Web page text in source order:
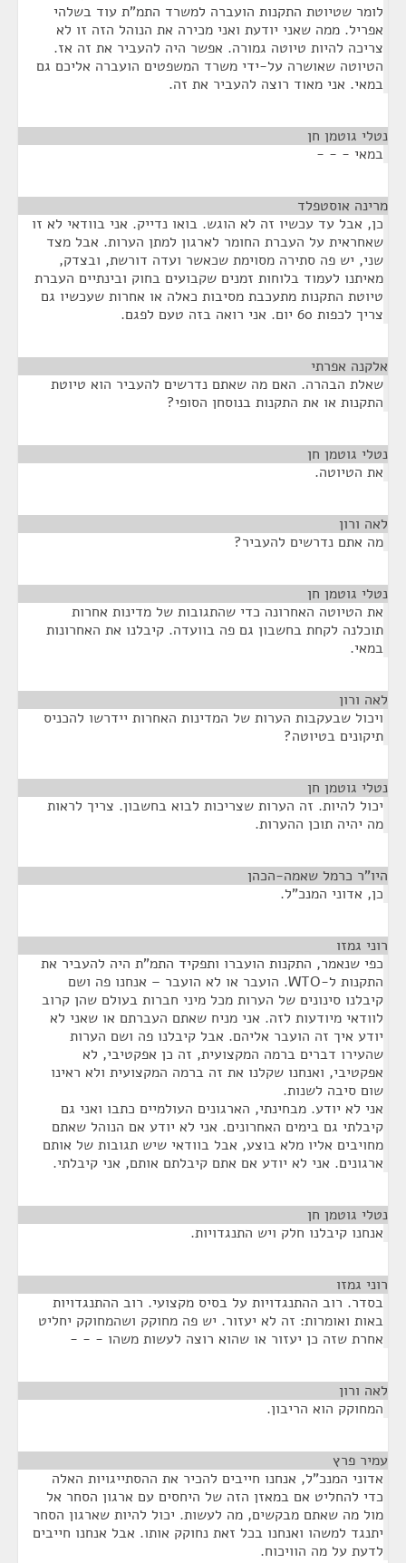
לומר שטיוטת התקנות הועברה למשרד התמ"ת עוד בשלהי
אפריל. ממה שאני יודעת ואני מכירה את הנוהל הזה זו לא
צריכה להיות טיוטה גמורה. אפשר היה להעביר את זה אז.
הטיוטה שאושרה על-ידי משרד המשפטים הועברה אליכם גם
במאי. אני מאוד רוצה להעביר את זה.
נטלי גוטמן חן
במאי - - -
מרינה אוסטפלד
כן, אבל עד עכשיו זה לא הוגש. בואו נדייק. אני בוודאי לא זו
שאחראית על העברת החומר לארגון למתן הערות. אבל מצד
שני, יש פה סתירה מסוימת שכאשר ועדה דורשת, ובצדק,
מאיתנו לעמוד בלוחות זמנים שקבועים בחוק ובינתיים העברת
טיוטת התקנות מתעכבת מסיבות כאלה או אחרות שעכשיו גם
צריך לכפות 60 יום. אני רואה בזה טעם לפגם.
אלקנה אפרתי
שאלת הבהרה. האם מה שאתם נדרשים להעביר הוא טיוטת
התקנות או את התקנות בנוסחן הסופי?
נטלי גוטמן חן
את הטיוטה.
לאה ורון
מה אתם נדרשים להעביר?
נטלי גוטמן חן
את הטיוטה האחרונה כדי שהתגובות של מדינות אחרות
תוכלנה לקחת בחשבון גם פה בוועדה. קיבלנו את האחרונות
במאי.
לאה ורון
ויכול שבעקבות הערות של המדינות האחרות יידרשו להכניס
תיקונים בטיוטה?
נטלי גוטמן חן
יכול להיות. זה הערות שצריכות לבוא בחשבון. צריך לראות
מה יהיה תוכן ההערות.
היו"ר כרמל שאמה-הכהן
כן, אדוני המנכ"ל.
רוני גמזו
כפי שנאמר, התקנות הועברו ותפקיד התמ"ת היה להעביר את
התקנות ל-WTO. הועבר או לא הועבר – אנחנו פה ושם
קיבלנו סינונים של הערות מכל מיני חברות בעולם שהן קרוב
לוודאי מיודעות לזה. אני מניח שאתם העברתם או שאני לא
יודע איך זה הועבר אליהם. אבל קיבלנו פה ושם הערות
שהעירו דברים ברמה המקצועית, זה כן אפקטיבי, לא
אפקטיבי, ואנחנו שקלנו את זה ברמה המקצועית ולא ראינו
שום סיבה לשנות.
אני לא יודע. מבחינתי, הארגונים העולמיים כתבו ואני גם
קיבלתי גם בימים האחרונים. אני לא יודע אם הנוהל שאתם
מחויבים אליו מלא בוצע, אבל בוודאי שיש תגובות של אותם
ארגונים. אני לא יודע אם אתם קיבלתם אותם, אני קיבלתי.
נטלי גוטמן חן
אנחנו קיבלנו חלק ויש התנגדויות.
רוני גמזו
בסדר. רוב ההתנגדויות על בסיס מקצועי. רוב ההתנגדויות
באות ואומרות: זה לא יעזור. יש פה מחוקק ושהמחוקק יחליט
אחרת שזה כן יעזור או שהוא רוצה לעשות משהו - - -
לאה ורון
המחוקק הוא הריבון.
עמיר פרץ
אדוני המנכ"ל, אנחנו חייבים להכיר את ההסתייגויות האלה
כדי להחליט אם במאזן הזה של היחסים עם ארגון הסחר אל
מול מה שאתם מבקשים, מה לעשות. יכול להיות שארגון הסחר
יתנגד למשהו ואנחנו בכל זאת נחוקק אותו. אבל אנחנו חייבים
לדעת על מה הוויכוח.